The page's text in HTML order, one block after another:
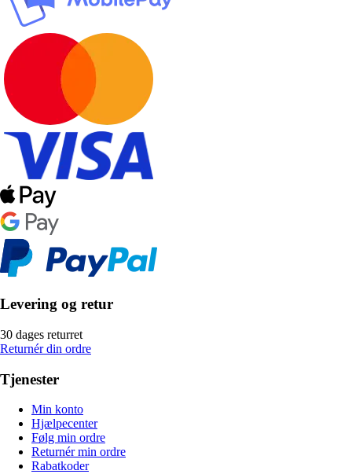
Levering og retur
30 dages returret
Returnér din ordre
Tjenester
Min konto
Hjælpecenter
Følg min ordre
Returnér min ordre
Rabatkoder